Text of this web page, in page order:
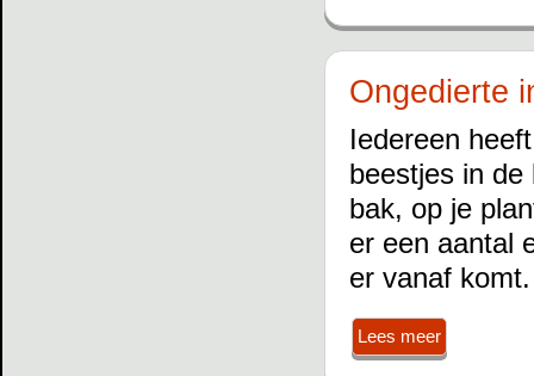
Ongedierte
Iedereen
beestjes in
bak, op je
er een aantal
er vanaf komt.
Lees meer